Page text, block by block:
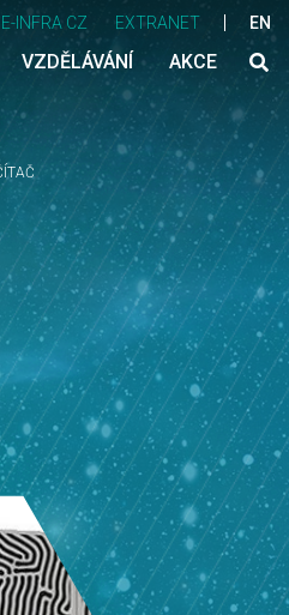
E-INFRA CZ EXTRANET EN
VZDĚLÁVÁNÍ AKCE